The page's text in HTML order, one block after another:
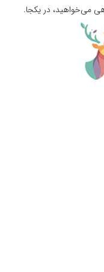
می‌خواهید، در یکجا.